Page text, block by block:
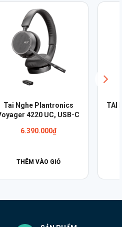
TAI NGHE PLANTRONICS
SAVI W720/A
11.400.000
THÊM VÀO GIỎ